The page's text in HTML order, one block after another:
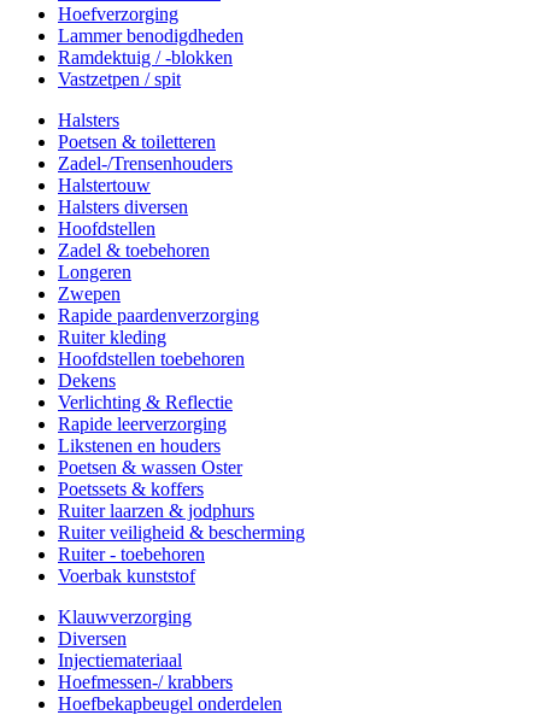
Hoefverzorging
Lammer benodigdheden
Ramdektuig / -blokken
Vastzetpen / spit
Halsters
Poetsen & toiletteren
Zadel-/Trensenhouders
Halstertouw
Halsters diversen
Hoofdstellen
Zadel & toebehoren
Longeren
Zwepen
Rapide paardenverzorging
Ruiter kleding
Hoofdstellen toebehoren
Dekens
Verlichting & Reflectie
Rapide leerverzorging
Likstenen en houders
Poetsen & wassen Oster
Poetssets & koffers
Ruiter laarzen & jodphurs
Ruiter veiligheid & bescherming
Ruiter - toebehoren
Voerbak kunststof
Klauwverzorging
Diversen
Injectiemateriaal
Hoefmessen-/ krabbers
Hoefbekapbeugel onderdelen